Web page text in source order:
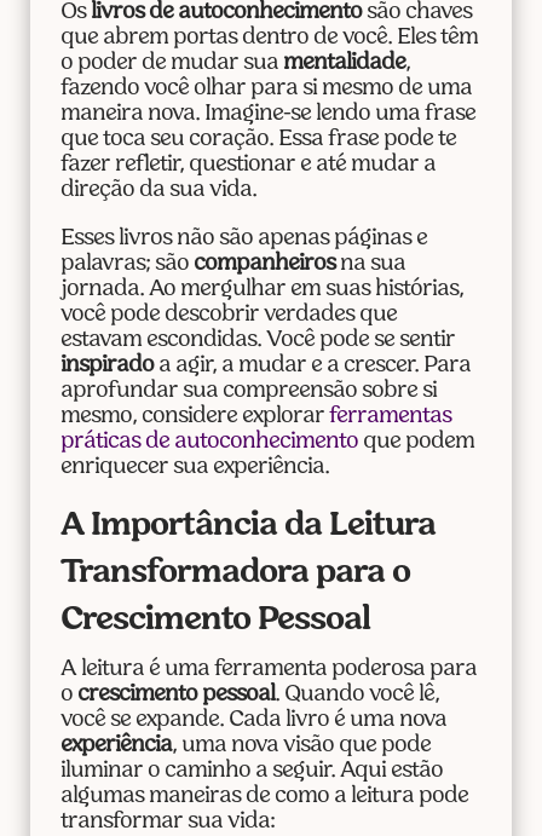
Os livros de autoconhecimentosão chaves
que abrem portas dentro de você. Eles têm
o poder de mudar sua mentalidade,
fazendo você olhar para si mesmo de uma
maneira nova. Imagine-se lendo uma frase
que toca seu coração. Essa frase pode te
fazer refletir, questionar e até mudar a
direção da sua vida.
Esses livros não são apenas páginas e
palavras; são companheirosna sua
jornada. Ao mergulhar em suas histórias,
você pode descobrir verdades que
estavam escondidas. Você pode se sentir
inspiradoa agir, a mudar e a crescer. Para
aprofundar sua compreensão sobre si
mesmo, considere explorar ferramentas
práticas de autoconhecimentoque podem
enriquecer sua experiência.
A Importância da Leitura
Transformadora para o
Crescimento Pessoal
A leitura é uma ferramenta poderosa para
o crescimento pessoal. Quando você lê,
você se expande. Cada livro é uma nova
experiência, uma nova visão que pode
iluminar o caminho a seguir. Aqui estão
algumas maneiras de como a leitura pode
transformar sua vida: